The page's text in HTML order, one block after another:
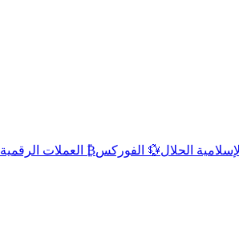
الحلال💱 الفوركس₿ العملات الرقمية